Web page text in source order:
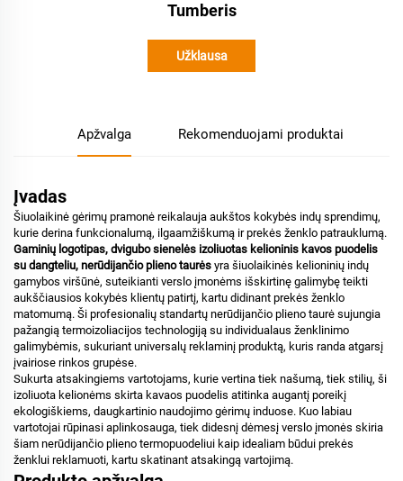
Tumberis
Užklausa
Apžvalga Rekomenduojami produktai
Įvadas
Šiuolaikinė gėrimų pramonė reikalauja aukštos kokybės indų sprendimų,
kurie derina funkcionalumą, ilgaamžiškumą ir prekės ženklo patrauklumą.
Gaminių logotipas, dvigubo sienelės izoliuotas kelioninis kavos puodelis
su dangteliu, nerūdijančio plieno taurės yra šiuolaikinės kelioninių indų
gamybos viršūnė, suteikianti verslo įmonėms išskirtinę galimybę teikti
aukščiausios kokybės klientų patirtį, kartu didinant prekės ženklo
matomumą. Ši profesionalių standartų nerūdijančio plieno taurė sujungia
pažangią termoizoliacijos technologiją su individualaus ženklinimo
galimybėmis, sukuriant universalų reklaminį produktą, kuris randa atgarsį
įvairiose rinkos grupėse.
Sukurta atsakingiems vartotojams, kurie vertina tiek našumą, tiek stilių, ši
izoliuota kelionėms skirta kavaos puodelis atitinka augantį poreikį
ekologiškiems, daugkartinio naudojimo gėrimų induose. Kuo labiau
vartotojai rūpinasi aplinkosauga, tiek didesnį dėmesį verslo įmonės skiria
šiam nerūdijančio plieno termopuodeliui kaip idealiam būdui prekės
ženklui reklamuoti, kartu skatinant atsakingą vartojimą.